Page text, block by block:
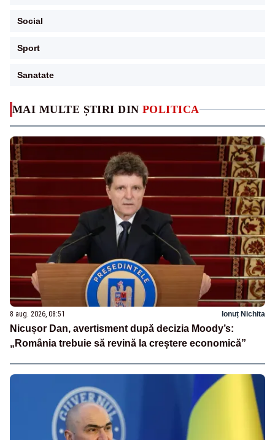
MAI MULTE ȘTIRI DIN POLITICA
8 aug. 2026, 08:51 Ionuț Nichita
Nicușor Dan, avertisment după decizia Moody’s:
„România trebuie să revină la creștere economică”
Social
Sport
Sanatate